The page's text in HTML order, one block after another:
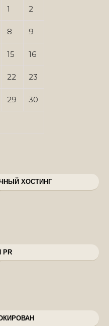
1 2
8 9
15 16
22 23
29 30
ХОСТИНГ
PR